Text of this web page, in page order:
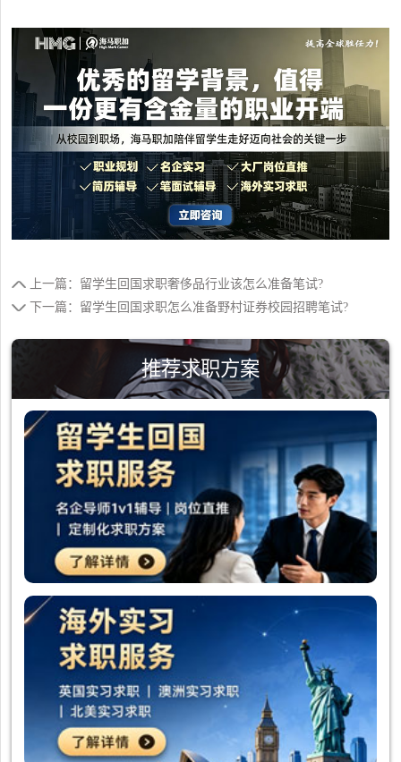
上一篇：留学生回国求职奢侈品行业该怎么准备笔试?
下一篇：留学生回国求职怎么准备野村证券校园招聘笔试?
推荐求职方案